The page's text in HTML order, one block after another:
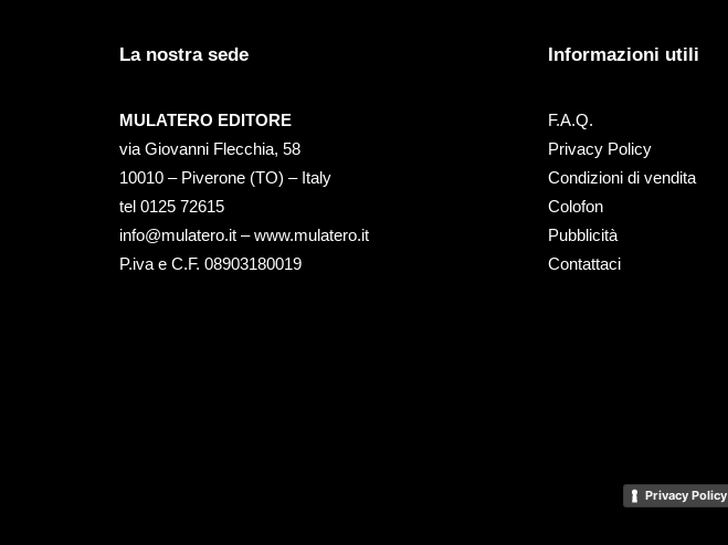
La nostra sede
MULATERO EDITORE
via Giovanni Flecchia, 58
10010 – Piverone (TO) – Italy
tel ‭0125 72615‬
info@mulatero.it –www.mulatero.it
P.iva e C.F. 08903180019
Informazioni utili
F.A.Q.
Privacy Policy
Condizioni di vendita
Colofon
Pubblicità
Contattaci
Privacy Policy